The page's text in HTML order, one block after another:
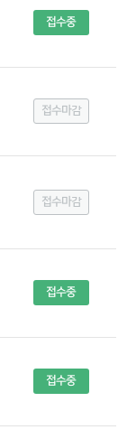
접수중
접수마감
접수마감
접수중
접수중